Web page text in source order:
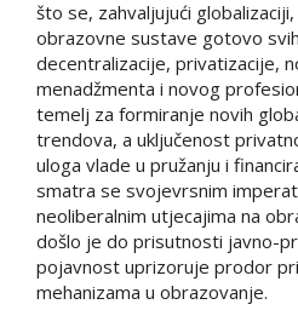
što se, zahvaljujući
obrazovne sustave gotovo
decentralizacije, privatizacije,
menadžmenta i novog
temelj za formiranje novih
trendova, a uključenost
uloga vlade u pružanju i
smatra se svojevrsnim
neoliberalnim utjecajima na
došlo je do prisutnosti javno-
pojavnost uprizoruje prodor
mehanizama u obrazovanje.